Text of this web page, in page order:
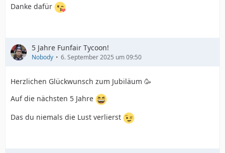
Danke dafür
5 Jahre Funfair Tycoon!
Nobody 6. September 2025 um 09:50
Herzlichen Glückwunsch zum Jubiläum 🥳
Auf die nächsten 5 Jahre
Das du niemals die Lust verlierst